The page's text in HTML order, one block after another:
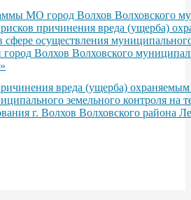
МО город Волхов Волховского
причинения вреда (ущерба)
сфере осуществления
город Волхов Волховского
вреда (ущерба)
земельного контроля на
г. Волхов Волховского района